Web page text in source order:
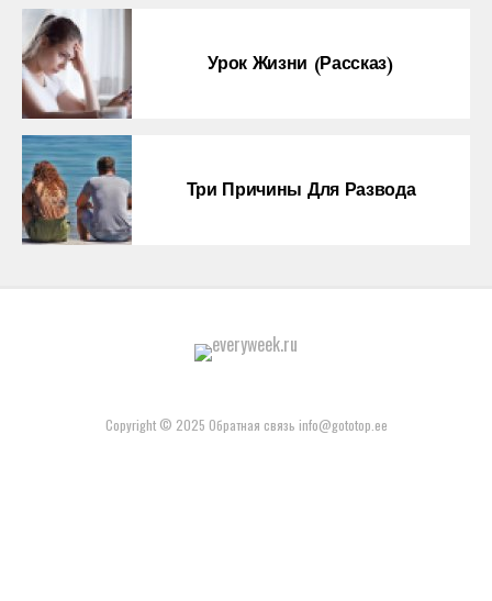
Урок Жизни (рассказ)
Три Причины Для Развода
Copyright © 2025 Обратная связь info@gototop.ee